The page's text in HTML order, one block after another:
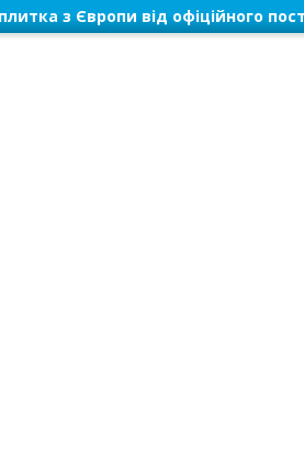
з Європи від офіційного